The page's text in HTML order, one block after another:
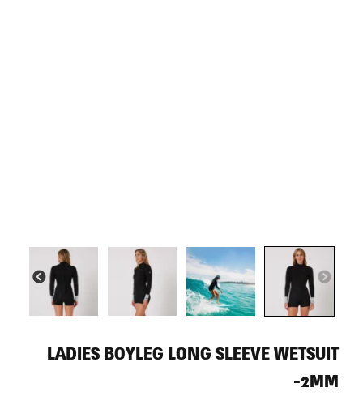
LADIES BOYLEG LONG SLEEVE WETSUIT
-2MM